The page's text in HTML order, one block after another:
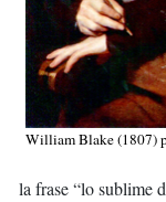
William Blake (1807)
la frase “lo sublime